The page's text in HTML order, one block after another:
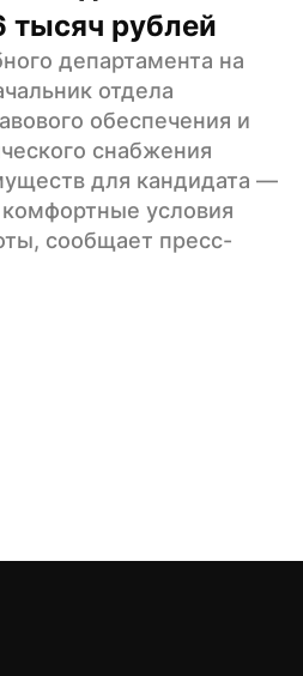
тысяч рублей
департамента на
отдела
обеспечения и
снабжения
для кандидата —
условия
сообщает пресс-